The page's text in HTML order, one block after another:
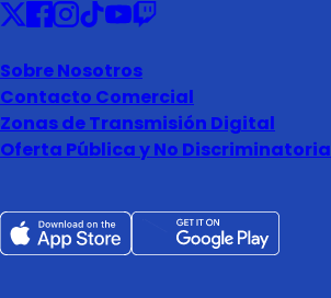
Sobre Nosotros
Contacto Comercial
Zonas de Transmisión Digital
Oferta Pública y No Discriminatoria